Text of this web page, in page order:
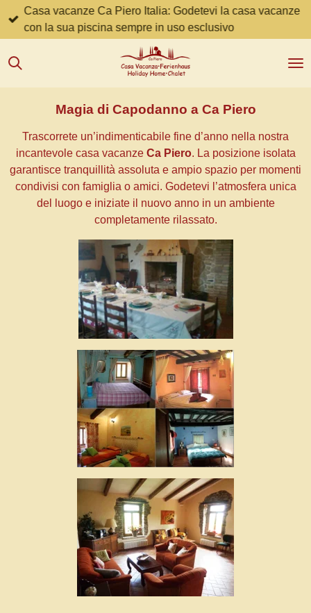
Zum
Hauptinhalt
Casa vacanze Ca Piero Italia: Godetevi la casa vacanze
con la sua piscina sempre in uso esclusivo
Magia di Capodanno a Ca Piero
Trascorrete un’indimenticabile fine d’anno nella nostra
incantevole casa vacanze Ca Piero. La posizione isolata
garantisce tranquillità assoluta e ampio spazio per momenti
condivisi con famiglia o amici. Godetevi l’atmosfera unica
del luogo e iniziate il nuovo anno in un ambiente
completamente rilassato.